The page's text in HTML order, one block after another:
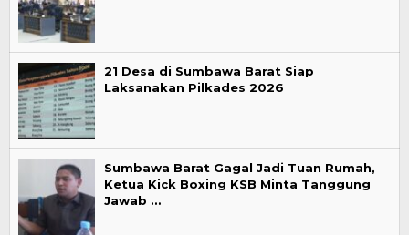
21 Desa di Sumbawa Barat Siap
Laksanakan Pilkades 2026
Sumbawa Barat Gagal Jadi Tuan Rumah,
Ketua Kick Boxing KSB Minta Tanggung
Jawab …